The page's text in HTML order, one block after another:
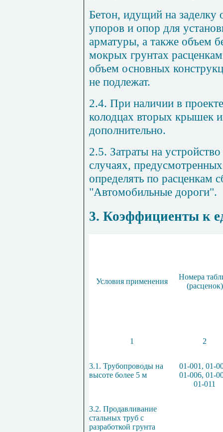
Бетон, идущий на заделку
упоров и опор для
арматуры, а также объем
мокрых грунтах
объем основных
не подлежат.
2.4. При наличии в
колодцах вторых крышек
дополнительно.
2.5. Затраты на
случаях,
определять по расценкам
"Автомобильные дороги".
3. Коэффициенты к
Условия применения
Номера
(расценок)
1 2
3.1. Трубопроводы на
высоте более 5 м
01-001, 01-
01-006, 01-
01-011
3.2. Продавливание
стальных труб с
разработкой грунта